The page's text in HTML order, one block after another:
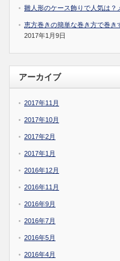
雛人形のケース飾りで人気は？
恵方巻きの簡単な巻き方で巻き
2017年1月9日
アーカイブ
2017年11月
2017年10月
2017年2月
2017年1月
2016年12月
2016年11月
2016年9月
2016年7月
2016年5月
2016年4月